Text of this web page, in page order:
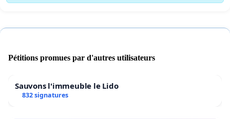
Pétitions promues par d'autres utilisateurs
Sauvons l'immeuble le Lido
832 signatures